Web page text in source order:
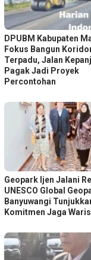
DPUBM Kabupaten
Fokus Bangun
Terpadu, Jalan
Pagak Jadi Proyek
Percontohan
Geopark Ijen Jalani
UNESCO Global
Banyuwangi
Komitmen Jaga